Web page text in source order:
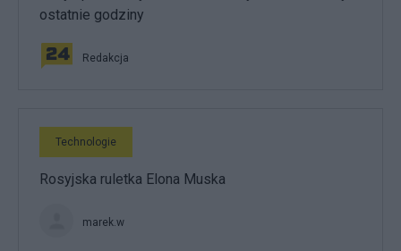
ostatnie godziny
Redakcja
Technologie
Rosyjska ruletka Elona Muska
marek.w